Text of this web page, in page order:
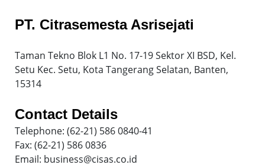
PT. Citrasemesta Asrisejati
Taman Tekno Blok L1 No. 17-19 Sektor XI BSD, Kel.
Setu Kec. Setu, Kota Tangerang Selatan, Banten,
15314
Contact Details
Telephone: (62-21) 586 0840-41
Fax: (62-21) 586 0836
Email: business@cisas.co.id